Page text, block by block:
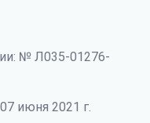
№ Л035-01276-
июня 2021 г.